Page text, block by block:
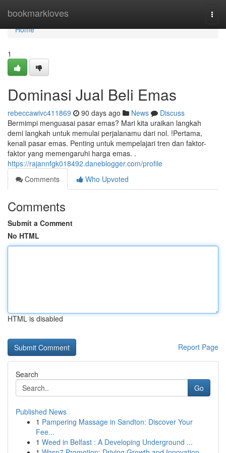
bookmarkloves
Home
Home
1
Dominasi Jual Beli Emas
rebeccawivc411869 90 days ago News
Discuss
Bermimpi menguasai pasar emas? Mari kita uraikan langkah
demi langkah untuk memulai perjalanamu dari nol. !Pertama,
kenali pasar emas. Penting untuk mempelajari tren dan faktor-
faktor yang memengaruhi harga emas. .
https://rajannfgk018492.daneblogger.com/profile
Comments
Who Upvoted
Comments
Submit a Comment
No HTML
HTML is disabled
Report Page
Search
Go
Published News
1 Pampering Massage in Sandton: Discover Your
Fee...
1 Weed in Belfast : A Developing Underground ...